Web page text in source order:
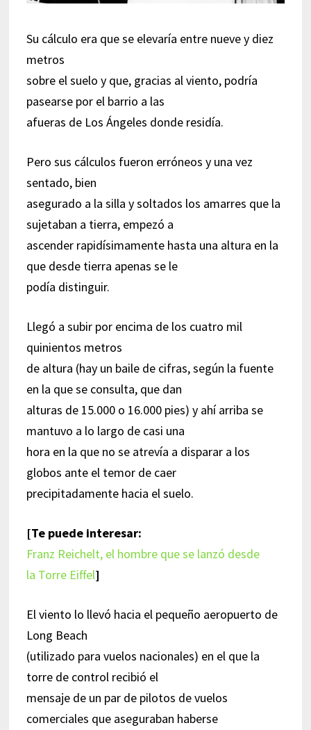
Su cálculo era que se elevaría entre nueve y diez
metros
sobre el suelo y que, gracias al viento, podría
pasearse por el barrio a las
afueras de Los Ángeles donde residía.
Pero sus cálculos fueron erróneos y una vez
sentado, bien
asegurado a la silla y soltados los amarres que la
sujetaban a tierra, empezó a
ascender rapidísimamente hasta una altura en la
que desde tierra apenas se le
podía distinguir.
Llegó a subir por encima de los cuatro mil
quinientos metros
de altura (hay un baile de cifras, según la fuente
en la que se consulta, que dan
alturas de 15.000 o 16.000 pies) y ahí arriba se
mantuvo a lo largo de casi una
hora en la que no se atrevía a disparar a los
globos ante el temor de caer
precipitadamente hacia el suelo.
[Te puede interesar:
Franz Reichelt, el hombre que se lanzó desde
la Torre Eiffel]
El viento lo llevó hacia el pequeño aeropuerto de
Long Beach
(utilizado para vuelos nacionales) en el que la
torre de control recibió el
mensaje de un par de pilotos de vuelos
comerciales que aseguraban haberse